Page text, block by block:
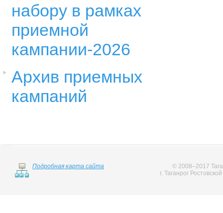
набору в рамках
приемной
кампании-2026
Архив приемных
кампаний
Подробная карта сайта
© 2008–2017
г. Таганрог